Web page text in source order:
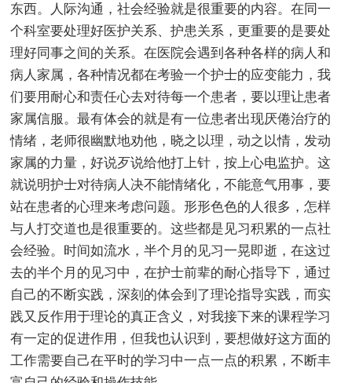
东西。人际沟通，社会经验就是很重要的内容。在同一
个科室要处理好医护关系、护患关系，更重要的是要处
理好同事之间的关系。在医院会遇到各种各样的病人和
病人家属，各种情况都在考验一个护士的应变能力，我
们要用耐心和责任心去对待每一个患者，要以理让患者
家属信服。最有体会的就是有一位患者出现厌倦治疗的
情绪，老师很幽默地劝他，晓之以理，动之以情，发动
家属的力量，好说歹说给他打上针，按上心电监护。这
就说明护士对待病人决不能情绪化，不能意气用事，要
站在患者的心理来考虑问题。形形色色的人很多，怎样
与人打交道也是很重要的。这些都是见习积累的一点社
会经验。时间如流水，半个月的见习一晃即逝，在这过
去的半个月的见习中，在护士前辈的耐心指导下，通过
自己的不断实践，深刻的体会到了理论指导实践，而实
践又反作用于理论的真正含义，对我接下来的课程学习
有一定的促进作用，但我也认识到，要想做好这方面的
工作需要自己在平时的学习中一点一点的积累，不断丰